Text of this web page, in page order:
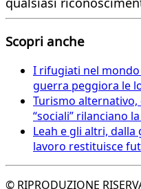
Scopri anche
I rifugiati nel
guerra peggiora le
Turismo
“sociali” rilanciano
Leah e gli altri,
lavoro restituisce
© RIPRODUZIONE